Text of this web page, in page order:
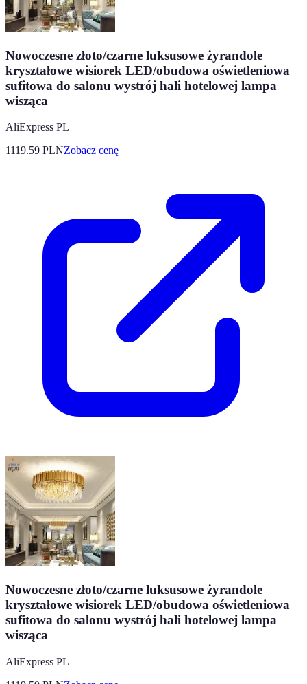
Nowoczesne złoto/czarne luksusowe żyrandole
kryształowe wisiorek LED/obudowa oświetleniowa
sufitowa do salonu wystrój hali hotelowej lampa
wisząca
AliExpress PL
1119.59 PLNZobacz cenę
Nowoczesne złoto/czarne luksusowe żyrandole
kryształowe wisiorek LED/obudowa oświetleniowa
sufitowa do salonu wystrój hali hotelowej lampa
wisząca
AliExpress PL